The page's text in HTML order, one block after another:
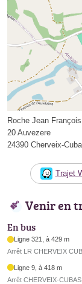
Roche Jean François
20 Auvezere
24390 Cherveix-
Trajet
Venir en
En bus
Ligne 321, à 429 m
Arrêt LR CHERVEIX
Ligne 9, à 418 m
Arrêt CHERVEIX-